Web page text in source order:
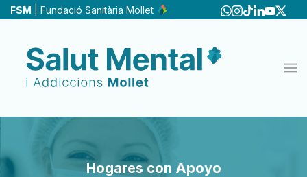
Pasar
principal
FSM | Fundació Sanitària Mollet
Hogares con Apoyo